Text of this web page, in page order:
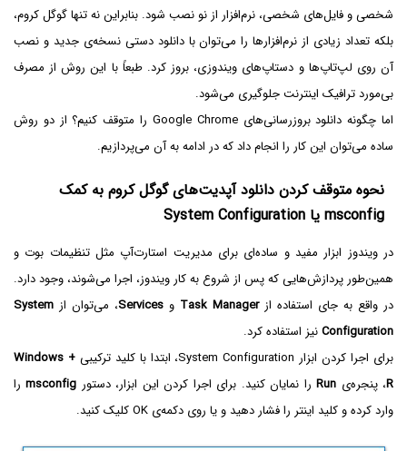
شخصی و فایل‌های شخصی، نرم‌افزار از نو نصب شود. بنابراین نه تنها گوگل کروم،
بلکه تعداد زیادی از نرم‌افزارها را می‌توان با دانلود دستی نسخه‌ی جدید و نصب
آن روی لپ‌تاپ‌ها و دستاپ‌های ویندوزی، بروز کرد. طبعاً با این روش از مصرف
بی‌مورد ترافیک اینترنت جلوگیری می‌شود.
اما چگونه دانلود بروزرسانی‌های Google Chrome را متوقف کنیم؟ از دو روش
ساده می‌توان این کار را انجام داد که در ادامه به آن می‌پردازیم.
نحوه متوقف کردن دانلود آپدیت‌های گوگل کروم به کمک
msconfig یا System Configuration
در ویندوز ابزار مفید و ساده‌ای برای مدیریت استارت‌آپ مثل تنظیمات بوت و
همین‌طور پردازش‌هایی که پس از شروع به کار ویندوز، اجرا می‌شوند، وجود دارد.
در واقع به جای استفاده ازTask Manager و Services، می‌توان از System
Configurationنیز استفاده کرد.
برای اجرا کردن ابزار System Configuration، ابتدا با کلید ترکیبی
Windows +
R، پنجره‌ی Runرا نمایان کنید. برای اجرا کردن این ابزار، دستور msconfigرا
وارد کرده و کلید اینتر را فشار دهید و یا روی دکمه‌ی OK کلیک کنید.